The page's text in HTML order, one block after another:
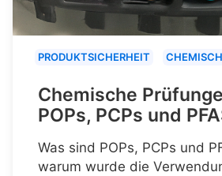
PRODUKTSICHERHEIT
Chemische
POPs, PCPs und
Was sind POPs, PCPs und
warum wurde die